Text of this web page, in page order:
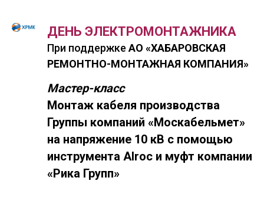
ДЕНЬ ЭЛЕКТРОМОНТАЖНИКА
При поддержке АО «ХАБАРОВСКАЯ
РЕМОНТНО-МОНТАЖНАЯ КОМПАНИЯ»
Мастер-класс
Монтаж кабеля производства
Группы компаний «Москабельмет»
на напряжение 10 кВ с помощью
инструмента Alroc и муфт компании
«Рика Групп»